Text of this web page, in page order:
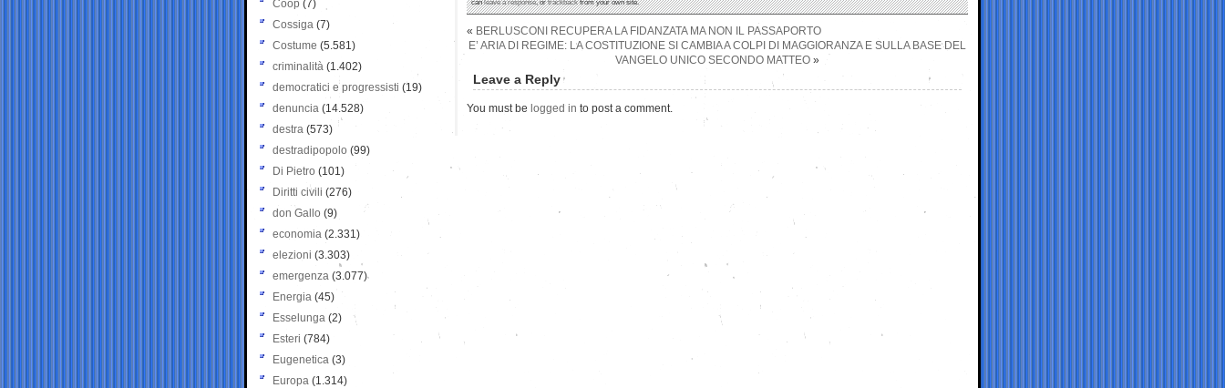
« BERLUSCONI RECUPERA LA FIDANZATA MA NON IL PASSAPORTO
E’ ARIA DI REGIME: LA COSTITUZIONE SI CAMBIA A COLPI DI MAGGIORANZA E SULLA BASE DEL
VANGELO UNICO SECONDO MATTEO »
Leave a Reply
You must be logged in to post a comment.
Coop (7)
Cossiga (7)
Costume (5.581)
criminalità (1.402)
democratici e progressisti (19)
denuncia (14.528)
destra (573)
destradipopolo (99)
Di Pietro (101)
Diritti civili (276)
don Gallo (9)
economia (2.331)
elezioni (3.303)
emergenza (3.077)
Energia (45)
Esselunga (2)
Esteri (784)
Eugenetica (3)
Europa (1.314)